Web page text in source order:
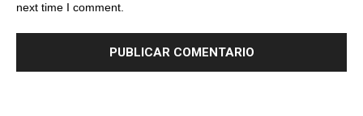
next time I comment.